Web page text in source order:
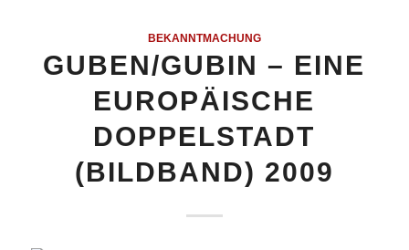
BEKANNTMACHUNG
GUBEN/GUBIN – EINE
EUROPÄISCHE
DOPPELSTADT
(BILDBAND) 2009